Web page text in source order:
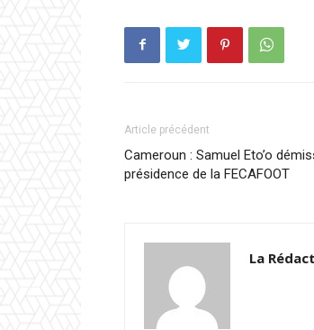
Article précédent
Cameroun : Samuel Eto’o
présidence de la FECAFOOT
La